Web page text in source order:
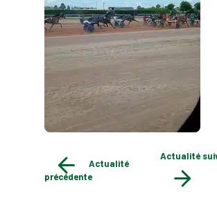
Actualité
précédente
Actualité